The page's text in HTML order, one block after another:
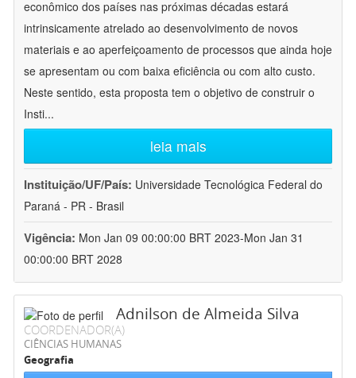
econômico dos países nas próximas décadas estará
intrinsicamente atrelado ao desenvolvimento de novos
materiais e ao aperfeiçoamento de processos que ainda hoje
se apresentam ou com baixa eficiência ou com alto custo.
Neste sentido, esta proposta tem o objetivo de construir o
Insti...
leia mais
Instituição/UF/País: Universidade Tecnológica Federal do
Paraná - PR - Brasil
Vigência: Mon Jan 09 00:00:00 BRT 2023-Mon Jan 31
00:00:00 BRT 2028
Adnilson de Almeida Silva
COORDENADOR(A)
CIÊNCIAS HUMANAS
Geografia